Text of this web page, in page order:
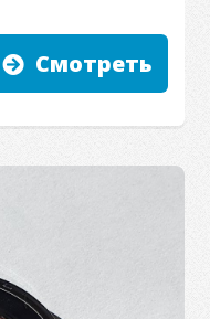
Смотреть